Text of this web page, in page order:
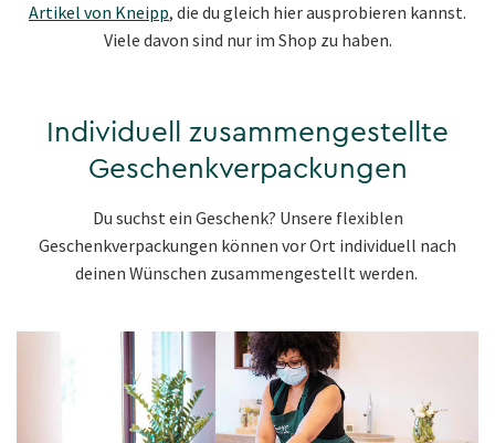
Artikel von Kneipp, die du gleich hier ausprobieren kannst.
Viele davon sind nur im Shop zu haben.
Individuell zusammengestellte
Geschenkverpackungen
Du suchst ein Geschenk? Unsere flexiblen
Geschenkverpackungen können vor Ort individuell nach
deinen Wünschen zusammengestellt werden.